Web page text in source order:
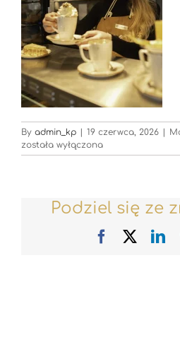
By admin_kp | 19 czerwca, 2026 |
została wyłączona
Podziel się ze
Facebook